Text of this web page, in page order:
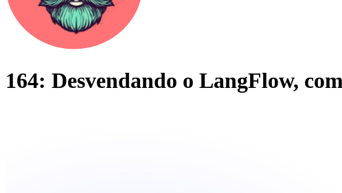
164: Desvendando o LangFlow,